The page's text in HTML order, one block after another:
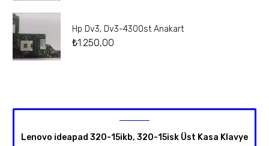
Hp Dv3, Dv3-4300st Anakart
₺1.250,00
Lenovo ideapad 320-15ikb, 320-15isk Üst Kasa Klavye